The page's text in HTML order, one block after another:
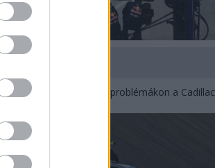
Nem tud úrrá lenni a fékproblémákon a Cadillac